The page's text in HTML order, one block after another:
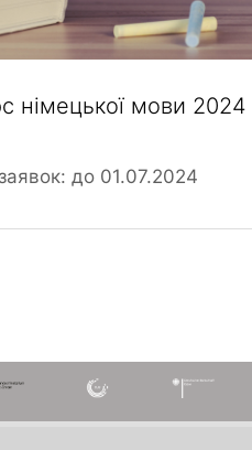
німецької мови 2024
до 01.07.2024